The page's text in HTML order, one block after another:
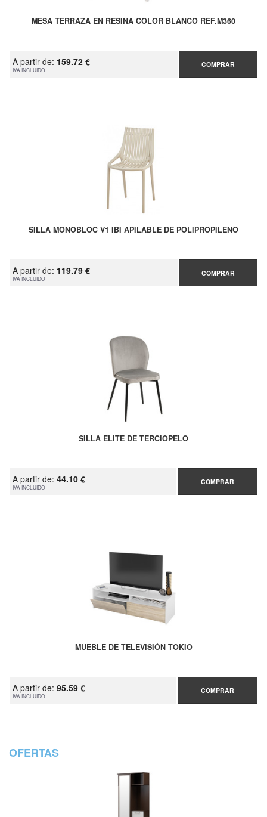
MESA TERRAZA EN RESINA COLOR BLANCO REF.M360
A partir de: 159.72 €
IVA INCLUIDO
COMPRAR
SILLA MONOBLOC V1 IBI APILABLE DE POLIPROPILENO
A partir de: 119.79 €
IVA INCLUIDO
COMPRAR
SILLA ELITE DE TERCIOPELO
A partir de: 44.10 €
IVA INCLUIDO
COMPRAR
MUEBLE DE TELEVISIÓN TOKIO
A partir de: 95.59 €
IVA INCLUIDO
COMPRAR
OFERTAS